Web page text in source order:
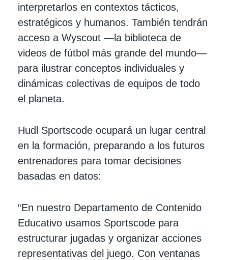
interpretarlos en contextos tácticos,
estratégicos y humanos. También tendrán
acceso a Wyscout —la biblioteca de
videos de fútbol más grande del mundo—
para ilustrar conceptos individuales y
dinámicas colectivas de equipos de todo
el planeta.
Hudl Sportscode ocupará un lugar central
en la formación, preparando a los futuros
entrenadores para tomar decisiones
basadas en datos:
“En nuestro Departamento de Contenido
Educativo usamos Sportscode para
estructurar jugadas y organizar acciones
representativas del juego. Con ventanas